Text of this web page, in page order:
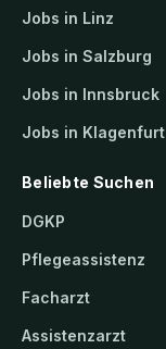
Jobs in Linz
Jobs in Salzburg
Jobs in Innsbruck
Jobs in Klagenfurt
Beliebte Suchen
DGKP
Pflegeassistenz
Facharzt
Assistenzarzt